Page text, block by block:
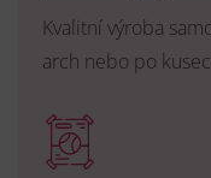
Kvalitní výroba
arch nebo po